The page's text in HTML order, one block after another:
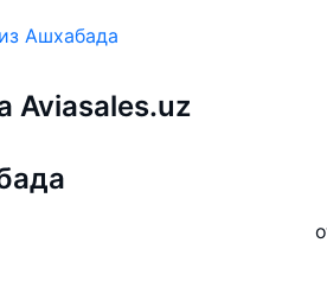
Ашхабада
Aviasales.uz